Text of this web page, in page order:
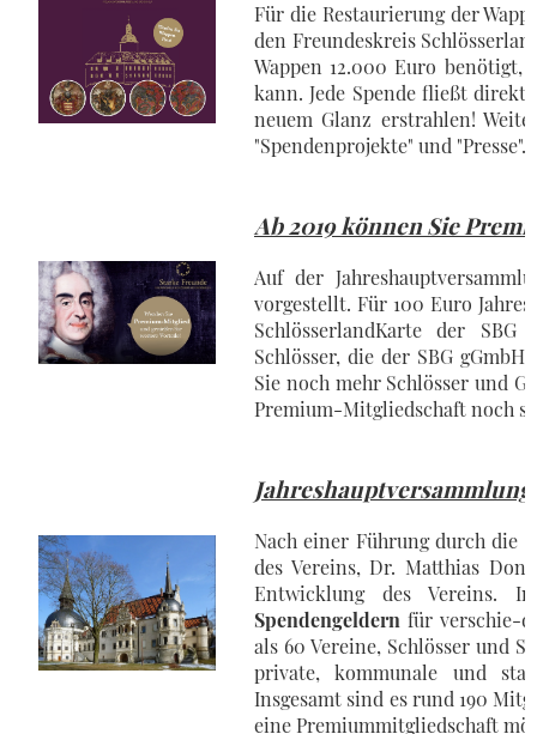
Für die Restaurierung der
den Freundeskreis
Wappen 12.000 Euro benötigt,
kann. Jede Spende fließt
neuem Glanz erstrahlen!
"Spendenprojekte" und "Presse".
Ab 2019 können Sie
Auf der
vorgestellt. Für 100 Euro
SchlösserlandKarte der
Schlösser, die der SBG
Sie noch mehr Schlösser und
Premium-Mitgliedschaft noch
Nach einer Führung durch die
des Vereins, Dr. Matthias
Entwicklung des
Spendengeldern für verschie-
als 60 Vereine, Schlösser und
private, kommunale und
Insgesamt sind es rund 190
eine Premiummitgliedschaft